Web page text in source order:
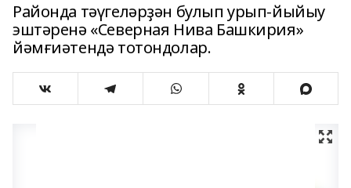
Районда тәүгеләрҙән булып урып-йыйыу
эштәренә «Северная Нива Башкирия»
йәмғиәтендә тотондолар.